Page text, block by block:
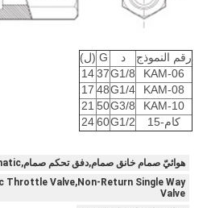
رقم النموذج د G (ل)
KAM-06
G1/8
37
14
KAM-08
G1/4
48
17
KAM-10
G3/8
50
21
كام-15
G1/2
60
24
هوائيّ صمام خانق صمام,دفق تحكم صمام,Pnematic صمام check
Throttle Valve,Non-Return Single Way
Valve